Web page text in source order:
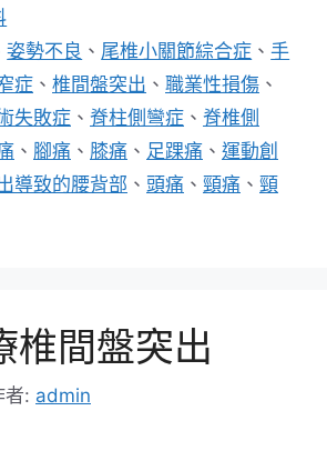
姿勢不良 、 尾椎小關節綜合症 、手
症 、 椎間盤突出 、 職業性損傷 、
失敗症 、 脊柱側彎症 、 脊椎側
、 腳痛 、 膝痛 、 足踝痛 、 運動創
導致的腰背部 、 頭痛 、 頸痛 、 頸
椎間盤突出
者: admin